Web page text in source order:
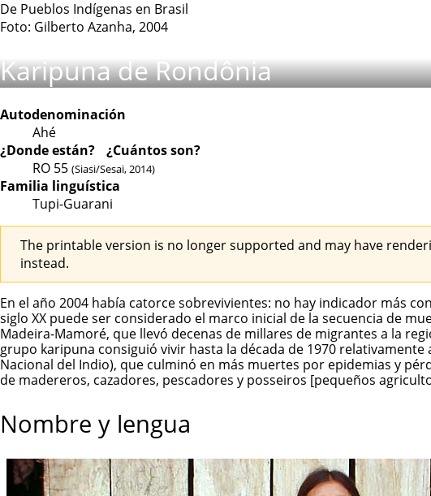
De Pueblos Indígenas en Brasil
Foto: Gilberto Azanha, 2004
Karipuna de Rondônia
Autodenominación
Ahé
¿Donde están?
¿Cuántos son?
RO 55 (Siasi/Sesai, 2014)
Familia linguística
Tupi-Guarani
The printable version is no longer supported and may have
instead.
En el año 2004 había catorce sobrevivientes: no hay indicador más
siglo XX puede ser considerado el marco inicial de la secuencia de
Madeira-Mamoré, que llevó decenas de millares de migrantes a la
grupo karipuna consiguió vivir hasta la década de 1970
Nacional del Indio), que culminó en más muertes por epidemias y
de madereros, cazadores, pescadores y posseiros [pequeños
Nombre y lengua